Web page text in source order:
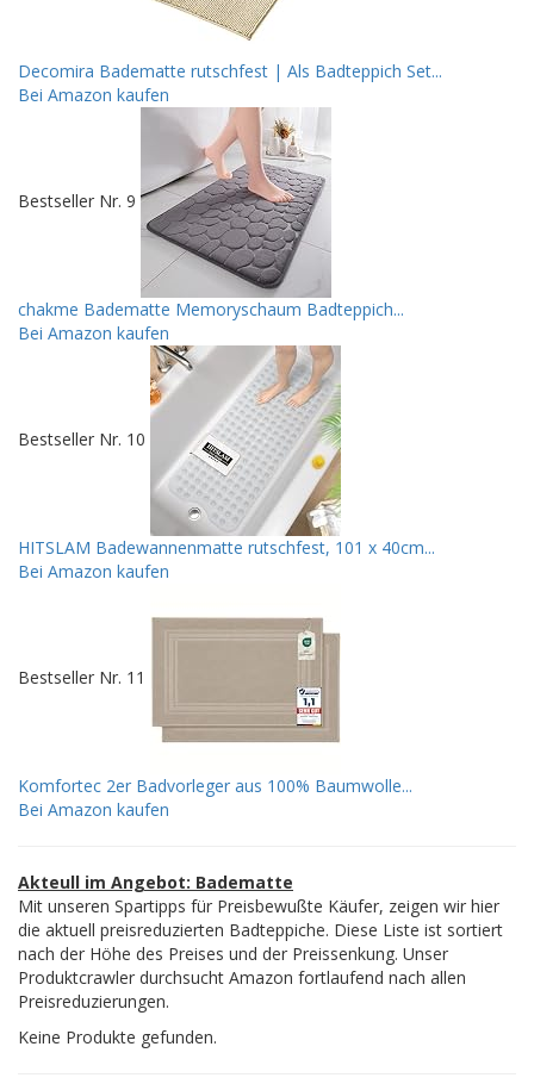
Decomira Badematte rutschfest | Als Badteppich Set...
Bei Amazon kaufen
Bestseller Nr. 9
chakme Badematte Memoryschaum Badteppich...
Bei Amazon kaufen
Bestseller Nr. 10
HITSLAM Badewannenmatte rutschfest, 101 x 40cm...
Bei Amazon kaufen
Bestseller Nr. 11
Komfortec 2er Badvorleger aus 100% Baumwolle...
Bei Amazon kaufen
Akteull im Angebot: Badematte
Mit unseren Spartipps für Preisbewußte Käufer, zeigen wir hier
die aktuell preisreduzierten Badteppiche. Diese Liste ist sortiert
nach der Höhe des Preises und der Preissenkung. Unser
Produktcrawler durchsucht Amazon fortlaufend nach allen
Preisreduzierungen.
Keine Produkte gefunden.